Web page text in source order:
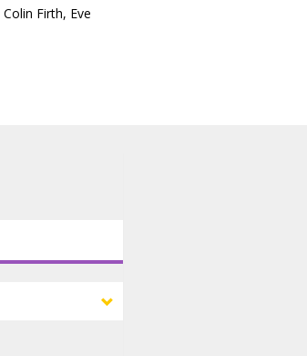
Colin Firth, Eve